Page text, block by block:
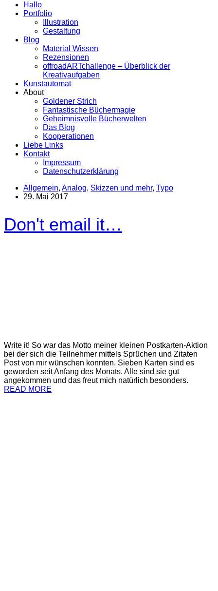
Hallo
Portfolio
Illustration
Gestaltung
Blog
Material Wissen
Rezensionen
offroadARTchallenge – Überblick der
Kreativaufgaben
Kunstautomat
About
Goldener Strich
Fantastische Büchermagie
Geheimnisvolle Bücherwelten
Das Blog
Kooperationen
Liebe Links
Kontakt
Impressum
Datenschutzerklärung
Allgemein, Analog, Skizzen und mehr, Typo
29. Mai 2017
Don't email it…
Write it! So war das Motto meiner kleinen Postkarten-Aktion
bei der sich die Teilnehmer mittels Sprüchen und Zitaten
Post von mir wünschen konnten. Sieben Karten sind es
geworden seit Anfang des Monats. Alle sind sie gut
angekommen und das freut mich natürlich besonders.
READ MORE